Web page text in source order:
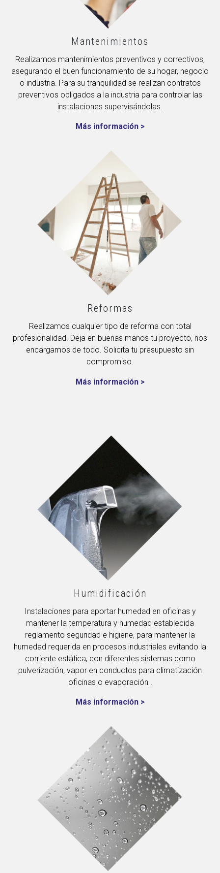
Mantenimientos
Realizamos mantenimientos preventivos y correctivos,
asegurando el buen funcionamiento de su hogar, negocio
o industria. Para su tranquilidad se realizan contratos
preventivos obligados a la industria para controlar las
instalaciones supervisándolas.
Más información >
Reformas
Realizamos cualquier tipo de reforma con total
profesionalidad. Deja en buenas manos tu proyecto, nos
encargamos de todo. Solicita tu presupuesto sin
compromiso.
Más información >
Humidificación
Instalaciones para aportar humedad en oficinas y
mantener la temperatura y humedad establecida
reglamento seguridad e higiene, para mantener la
humedad requerida en procesos industriales evitando la
corriente estática, con diferentes sistemas como
pulverización, vapor en conductos para climatización
oficinas o evaporación .
Más información >